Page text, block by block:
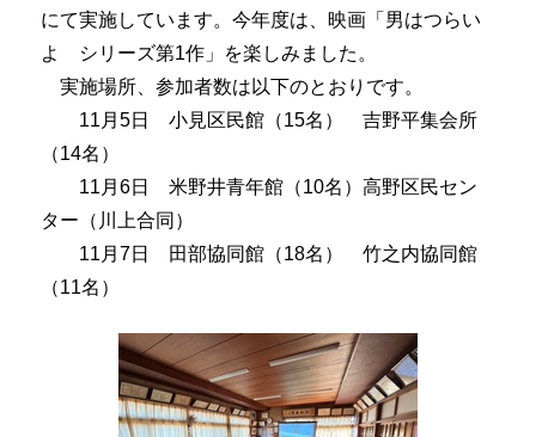
にて実施しています。今年度は、映画「男はつらい
よ シリーズ第1作」を楽しみました。
実施場所、参加者数は以下のとおりです。
11月5日 小見区民館（15名） 吉野平集会所
（14名）
11月6日 米野井青年館（10名）高野区民セン
ター（川上合同）
11月7日 田部協同館（18名） 竹之内協同館
（11名）